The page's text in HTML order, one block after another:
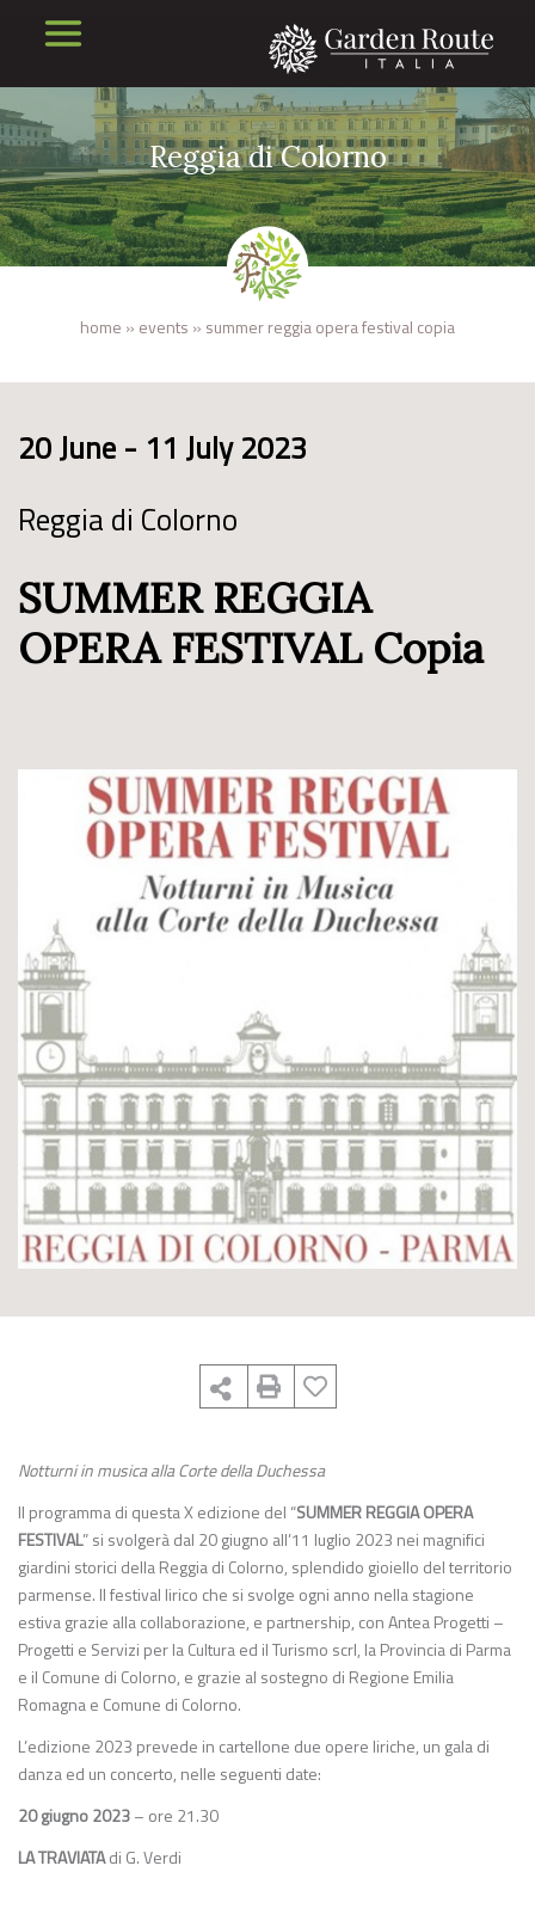
Reggia di Colorno
home » events » summer reggia opera festival copia
20 June - 11 July 2023
Reggia di Colorno
SUMMER REGGIA
OPERA FESTIVAL Copia
Notturni in musica alla Corte della Duchessa
Il programma di questa X edizione del “SUMMER REGGIA OPERA
FESTIVAL” si svolgerà dal 20 giugno all’11 luglio 2023 nei magnifici
giardini storici della Reggia di Colorno, splendido gioiello del territorio
parmense. Il festival lirico che si svolge ogni anno nella stagione
estiva grazie alla collaborazione, e partnership, con Antea Progetti –
Progetti e Servizi per la Cultura ed il Turismo scrl, la Provincia di Parma
e il Comune di Colorno, e grazie al sostegno di Regione Emilia
Romagna e Comune di Colorno.
L’edizione 2023 prevede in cartellone due opere liriche, un gala di
danza ed un concerto, nelle seguenti date:
20 giugno 2023– ore 21.30
LA TRAVIATAdi G. Verdi